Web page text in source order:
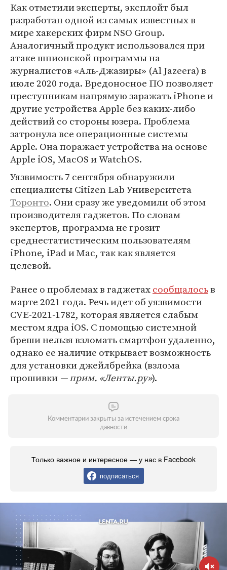
Как отметили эксперты, эксплойт был
разработан одной из самых известных в
мире хакерских фирм NSO Group.
Аналогичный продукт использовался при
атаке шпионской программы на
журналистов «Аль-Джазиры» (Al Jazeera) в
июле 2020 года. Вредоносное ПО позволяет
преступникам напрямую заражать iPhone и
другие устройства Apple без каких-либо
действий со стороны юзера. Проблема
затронула все операционные системы
Apple. Она поражает устройства на основе
Apple iOS, MacOS и WatchOS.
Уязвимость 7 сентября обнаружили
специалисты Citizen Lab Университета
Торонто. Они сразу же уведомили об этом
производителя гаджетов. По словам
экспертов, программа не грозит
среднестатистическим пользователям
iPhone, iPad и Mac, так как является
целевой.
Ранее о проблемах в гаджетахсообщалосьв
марте 2021 года. Речь идет об уязвимости
CVE-2021-1782, которая является слабым
местом ядра iOS. С помощью системной
бреши нельзя взломать смартфон удаленно,
однако ее наличие открывает возможность
для установки джейлбрейка (взлома
прошивки — прим. «Ленты.ру»).
Комментарии закрыты за истечением срока
давности
Только важное и интересное — у нас в Facebook
подписаться